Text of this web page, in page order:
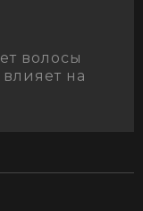
волосы
на